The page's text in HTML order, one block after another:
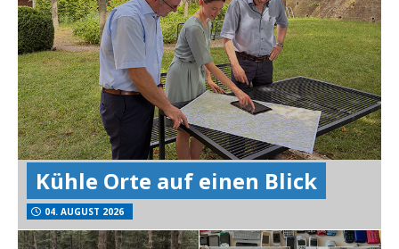
Kühle Orte auf einen Blick
04. AUGUST 2026